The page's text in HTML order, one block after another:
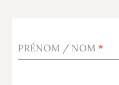
PRÉNOM / NOM *